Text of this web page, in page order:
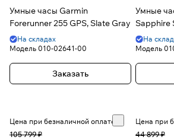
Умные часы Garmin
Forerunner 255 GPS, Slate Gray
На складах
Модель 010-02641-00
Заказать
Умные
Sapphire
На
Модель
Цена при безналичной оплате
105 799 ₽
Цена при
44 899 ₽